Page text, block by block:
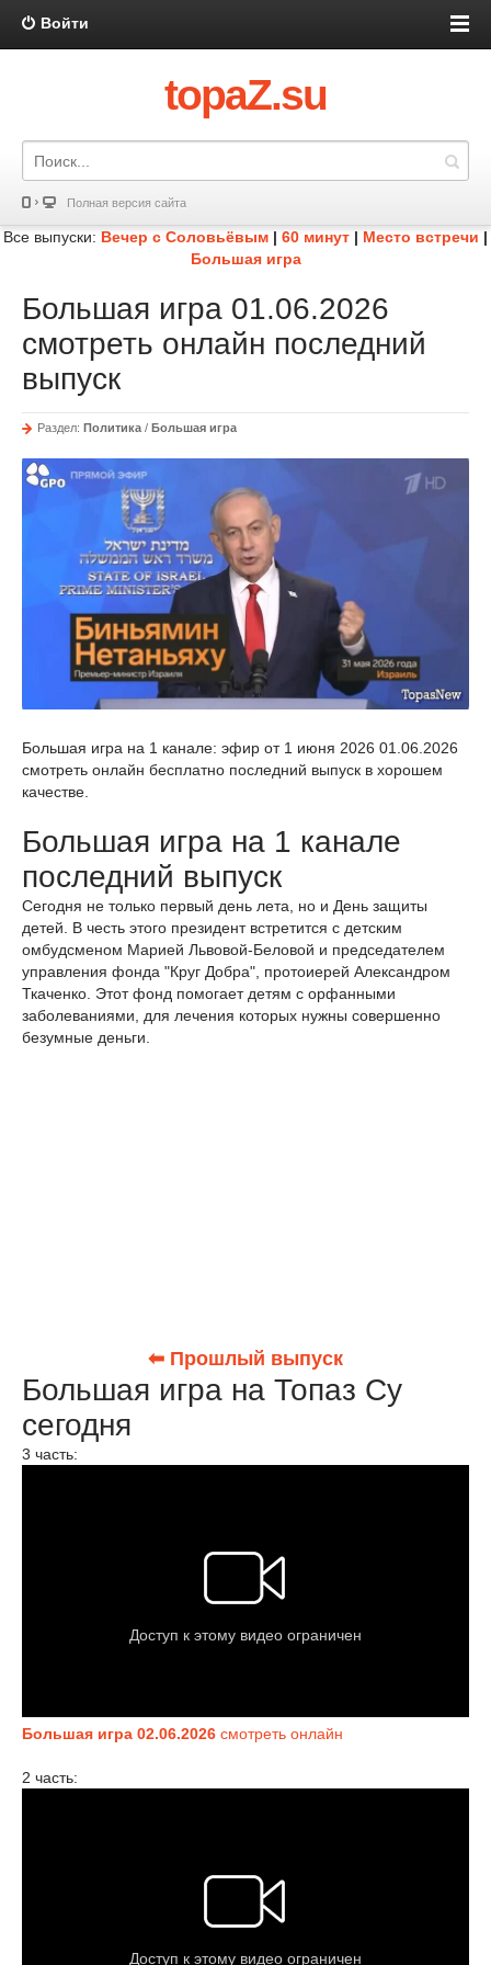
Войти
topaZ.su
Полная версия сайта
Все выпуски: Вечер с Соловьёвым | 60 минут | Место встречи |
Большая игра
Большая игра 01.06.2026
смотреть онлайн последний
выпуск
Раздел: Политика / Большая игра
Большая игра на 1 канале: эфир от 1 июня 2026 01.06.2026
смотреть онлайн бесплатно последний выпуск в хорошем
качестве.
Большая игра на 1 канале
последний выпуск
Сегодня не только первый день лета, но и День защиты
детей. В честь этого президент встретится с детским
омбудсменом Марией Львовой-Беловой и председателем
управления фонда "Круг Добра", протоиерей Александром
Ткаченко. Этот фонд помогает детям с орфанными
заболеваниями, для лечения которых нужны совершенно
безумные деньги.
⬅ Прошлый выпуск
Большая игра на Топаз Су
сегодня
3 часть:
Большая игра 02.06.2026 смотреть онлайн
2 часть: